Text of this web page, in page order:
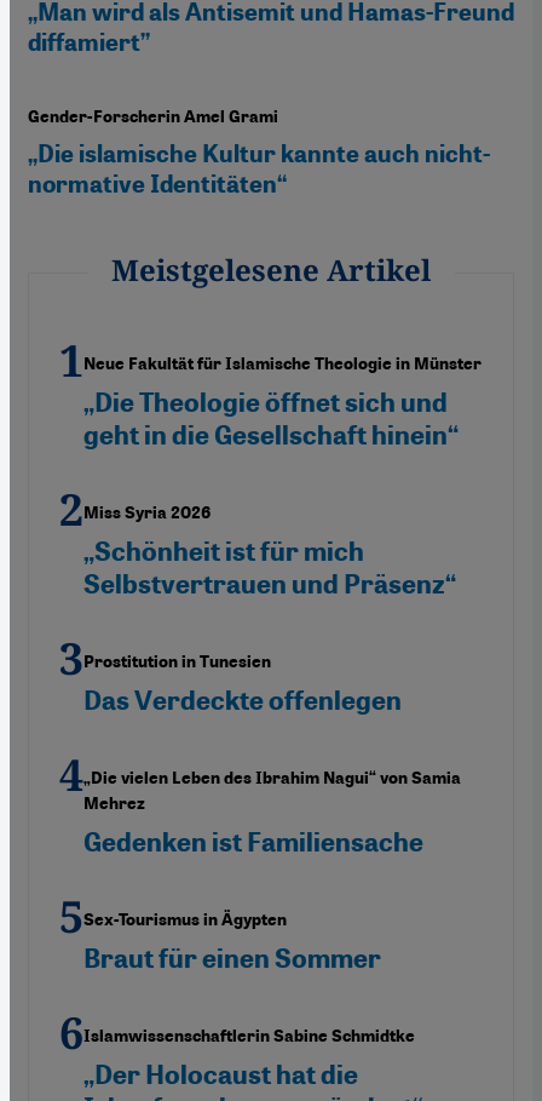
„Man wird als Antisemit und Hamas-Freund
diffamiert”
Gender-Forscherin Amel Grami
„Die islamische Kultur kannte auch nicht-
normative Identitäten“
Meistgelesene Artikel
Neue Fakultät für Islamische Theologie in Münster
„Die Theologie öffnet sich und
geht in die Gesellschaft hinein“
Miss Syria 2026
„Schönheit ist für mich
Selbstvertrauen und Präsenz“
Prostitution in Tunesien
Das Verdeckte offenlegen
„Die vielen Leben des Ibrahim Nagui“ von Samia
Mehrez
Gedenken ist Familiensache
Sex-Tourismus in Ägypten
Braut für einen Sommer
Islamwissenschaftlerin Sabine Schmidtke
„Der Holocaust hat die